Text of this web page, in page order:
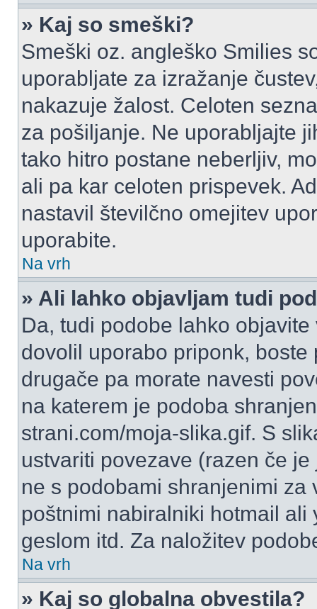
» Kaj so smeški?
Smeški oz. angleško Smilies
uporabljate za izražanje
nakazuje žalost. Celoten
za pošiljanje. Ne uporabljajte
tako hitro postane neberljiv,
ali pa kar celoten prispevek.
nastavil številčno omejitev
uporabite.
Na vrh
» Ali lahko objavljam tudi
Da, tudi podobe lahko
dovolil uporabo priponk,
drugače pa morate navesti
na katerem je podoba
strani.com/moja-slika.gif. S
ustvariti povezave (razen če
ne s podobami shranjenimi za
poštnimi nabiralniki hotmail
geslom itd. Za naložitev
Na vrh
» Kaj so globalna obvestila?